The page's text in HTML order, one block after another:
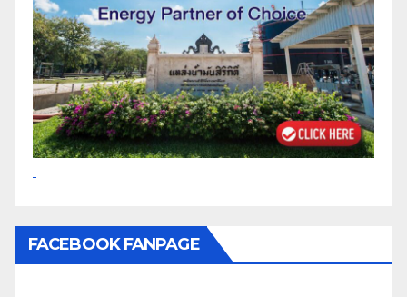
FACEBOOK FANPAGE